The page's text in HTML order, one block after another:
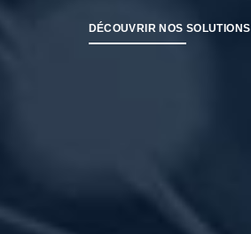
DÉCOUVRIR NOS SOLUTIONS